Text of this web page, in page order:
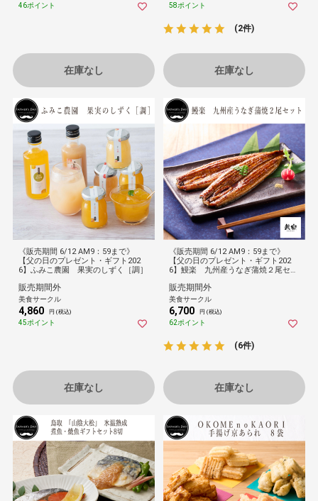
46ポイント
在庫なし
58ポイント
(2件)
在庫なし
《販売期間 6/12 AM9：59まで》
【父の日のプレゼント・ギフト202
6】ふみこ農園 果実のしずく［調］
販売期間外
美食サークル
4,860 円 (税込)
45ポイント
在庫なし
《販売期間 6/12 AM9：59まで》
【父の日のプレゼント・ギフト202
6】鰻楽 九州産うなぎ蒲焼２尾セッ
販売期間外
美食サークル
6,700 円 (税込)
62ポイント
(6件)
在庫なし